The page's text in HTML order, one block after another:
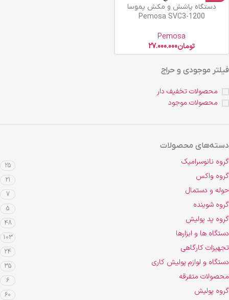
فیلتر موجودی و حراج
محصولات تخفیف دار
محصولات موجود
دسته‌های محصولات
گروه نانوسرامیک 25
گروه واکس 21
حوله و دستمال 7
گروه شوینده 5
گروه پد پولیش 48
دستگاه ها و ابزارها 103
تجهیزات کارگاهی 24
دستگاه و لوازم پولیش کاری 35
محصولات متفرقه 6
گروه پولیش 60
دستگاه پاشش و مکش پموسا
Pemosa SVC3-1200
Pemosa
تومان27.000.000